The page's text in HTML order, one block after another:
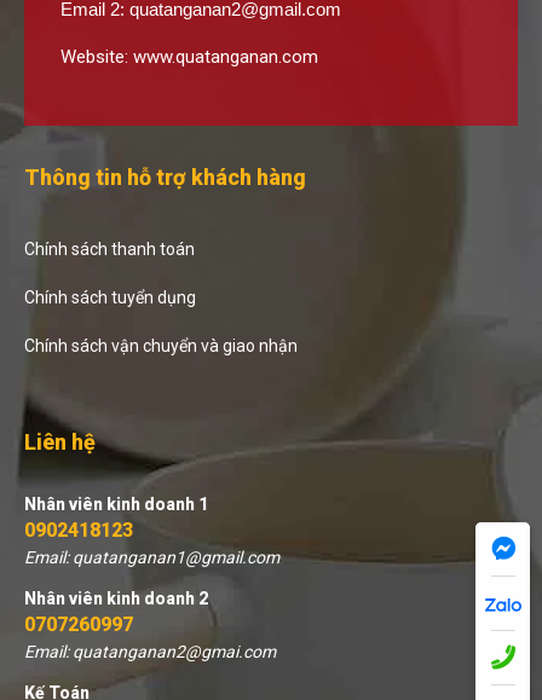
Email 2: quatanganan2@gmail.com
Website: www.quatanganan.com
Thông tin hỗ trợ khách hàng
Chính sách thanh toán
Chính sách tuyển dụng
Chính sách vận chuyển và giao nhận
Liên hệ
Nhân viên kinh doanh 1
0902418123
Email: quatanganan1@gmail.com
Nhân viên kinh doanh 2
0707260997
Email: quatanganan2@gmai.com
Kế Toán